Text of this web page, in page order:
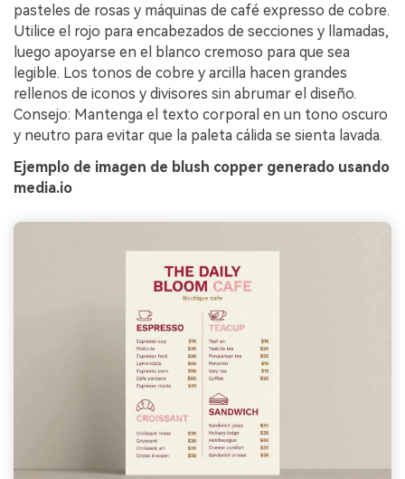
pasteles de rosas y máquinas de café expresso de cobre.
Utilice el rojo para encabezados de secciones y llamadas,
luego apoyarse en el blanco cremoso para que sea
legible. Los tonos de cobre y arcilla hacen grandes
rellenos de iconos y divisores sin abrumar el diseño.
Consejo: Mantenga el texto corporal en un tono oscuro
y neutro para evitar que la paleta cálida se sienta lavada.
Ejemplo de imagen de blush copper generado usando
media.io